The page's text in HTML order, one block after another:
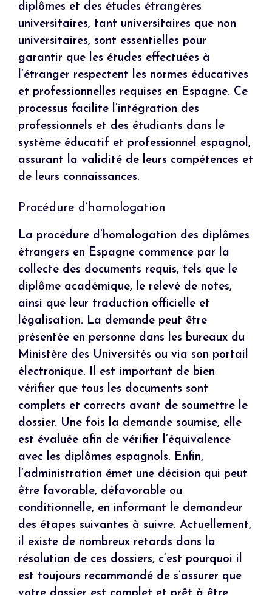
diplômes et des études étrangères
universitaires, tant universitaires que non
universitaires, sont essentielles pour
garantir que les études effectuées à
l’étranger respectent les normes éducatives
et professionnelles requises en Espagne. Ce
processus facilite l’intégration des
professionnels et des étudiants dans le
système éducatif et professionnel espagnol,
assurant la validité de leurs compétences et
de leurs connaissances.
Procédure d’homologation
La procédure d’homologation des diplômes
étrangers en Espagne commence par la
collecte des documents requis, tels que le
diplôme académique, le relevé de notes,
ainsi que leur traduction officielle et
légalisation. La demande peut être
présentée en personne dans les bureaux du
Ministère des Universités ou via son portail
électronique. Il est important de bien
vérifier que tous les documents sont
complets et corrects avant de soumettre le
dossier. Une fois la demande soumise, elle
est évaluée afin de vérifier l’équivalence
avec les diplômes espagnols. Enfin,
l’administration émet une décision qui peut
être favorable, défavorable ou
conditionnelle, en informant le demandeur
des étapes suivantes à suivre. Actuellement,
il existe de nombreux retards dans la
résolution de ces dossiers, c’est pourquoi il
est toujours recommandé de s’assurer que